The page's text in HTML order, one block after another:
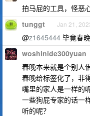
拍马屁的工具，怪恶
tunggt Jan 21,
@z1645444 毕竟春
woshinide300yuan
春晚本来就是个别人
春晚给标签化了，非
嘴里的家人是一样的
一些狗屁专家的话一
听的呢？